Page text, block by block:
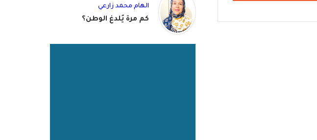
الهام محمد زارعي
كم مرة يُلدغ الوطن؟